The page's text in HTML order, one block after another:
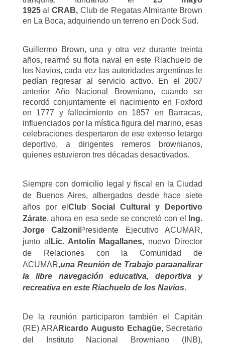
1925alCRAB, Club de Regatas Almirante Brown
en La Boca, adquiriendo un terreno en Dock Sud.
Guillermo Brown, una y otra vez durante treinta
años, rearmó su flota naval en este Riachuelo de
los Navíos, cada vez las autoridades argentinas le
pedían regresar al servicio activo. En el 2007
anterior Año Nacional Browniano, cuando se
recordó conjuntamente el nacimiento en Foxford
en 1777 y fallecimiento en 1857 en Barracas,
influenciados por la mística figura del marino, esas
celebraciones despertaron de ese extenso letargo
deportivo, a dirigentes remeros brownianos,
quienes estuvieron tres décadas desactivados.
Siempre con domicilio legal y fiscal en la Ciudad
de Buenos Aires, albergados desde hace siete
años por el Club Social Cultural y Deportivo
Zárate, ahora en esa sede se concretó con el
Ing.
Jorge CalzoniPresidente Ejecutivo ACUMAR,
junto al Lic. Antolín Magallanes, nuevo Director
de Relaciones con la Comunidad de
ACUMAR,una Reunión de Trabajo paraanalizar
la libre navegación educativa, deportiva y
recreativa en este Riachuelo de los Navíos.
De la reunión participaron también el Capitán
(RE) ARA Ricardo Augusto Echagüe, Secretario
del Instituto Nacional Browniano (INB),